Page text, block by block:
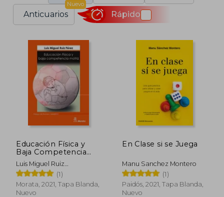
Anticuarios
Nuevo
Rápido
Educación Física y
Baja Competencia
Motriz
Luis Miguel Ruiz
P&Eacute;Rez(1)
Morata, 2021, Tapa Blanda,
Nuevo
En Clase si se Juega
Manu Sanchez Montero
(1)
Paidós, 2021, Tapa Blanda,
Nuevo